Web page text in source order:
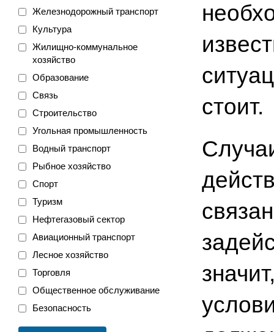
Железнодорожный транспорт
Культура
Жилищно-коммунальное
хозяйство
Образование
Связь
Строительство
Угольная промышленность
Водный транспорт
Рыбное хозяйство
Спорт
Туризм
Нефтегазовый сектор
Авиационный транспорт
Лесное хозяйство
Торговля
Общественное обслуживание
Безопасность
стоит.